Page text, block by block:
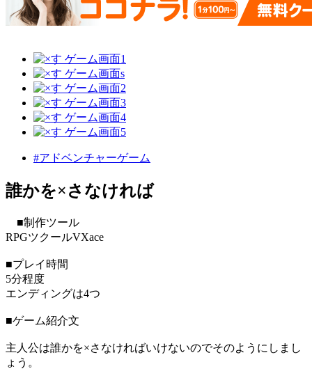
#アドベンチャーゲーム
誰かを×さなければ
■制作ツール
RPGツクールVXace
■プレイ時間
5分程度
エンディングは4つ
■ゲーム紹介文
主人公は誰かを×さなければいけないのでそのようにしまし
ょう。